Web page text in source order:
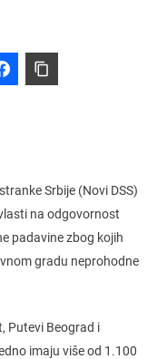
Srbije (Novi DSS)
na odgovornost
padavine zbog kojih
gradu neprohodne
Putevi Beograd i
imaju više od 1.100